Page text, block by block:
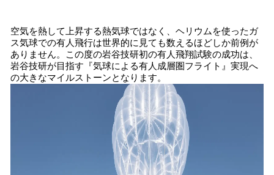
す
空気を熱して上昇する熱気球ではなく、ヘリウムを使ったガ
ス気球での有人飛行は世界的に見ても数えるほどしか前例が
ありません。この度の岩谷技研初の有人飛翔試験の成功は、
岩谷技研が目指す『気球による有人成層圏フライト』実現へ
の大きなマイルストーンとなります。